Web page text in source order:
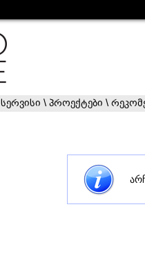
სერვისი \ პროექტები \